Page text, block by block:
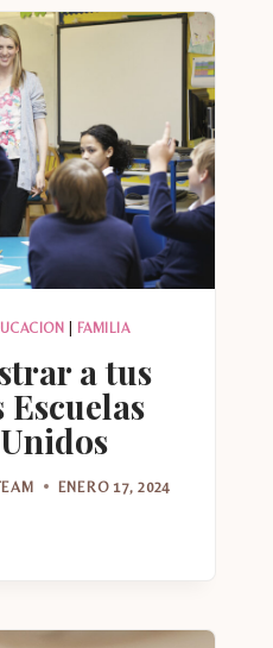
FAMILIA
a tus
ENERO 17, 2024